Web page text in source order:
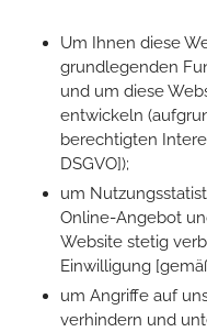
Um Ihnen diese
grundlegenden
und um diese
entwickeln
berechtigten
DSGVO]);
um
Online-Angebot
Website stetig
Einwilligung
um Angriffe auf
verhindern und